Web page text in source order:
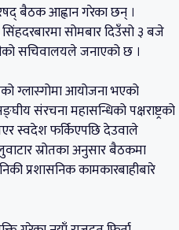
बैठक आह्वान गरेका छन् ।
सिंहदरबारमा सोमबार दिउँसो ३ बजे
सचिवालयले जनाएको छ ।
ग्लास्गोमा आयोजना भएको
संरचना महासन्धिको पक्षराष्ट्रको
स्वदेश फर्किएपछि देउवाले
स्रोतका अनुसार बैठकमा
प्रशासनिक कामकारबाहीबारे